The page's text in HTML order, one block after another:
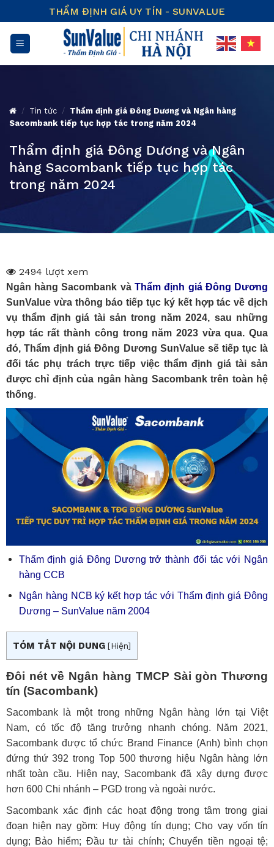
to
content
THẨM ĐỊNH GIÁ UY TÍN - SUNVALUE
/ Tin tức /
Thẩm định giá Đông Dương và Ngân hàng
Sacombank tiếp tục hợp tác trong năm 2024
Thẩm định giá Đông Dương và Ngân
hàng Sacombank tiếp tục hợp tác
trong năm 2024
2494 lượt xem
Ngân hàng Sacombank và Thẩm định giá Đông Dương
SunValue vừa thông báo tiếp tục ký kết hợp tác về dịch
vụ thẩm định giá tài sản trong năm 2024, sau những
hợp tác rất thành công trong năm 2023 vừa qua. Qua
đó, Thẩm định giá Đông Dương SunValue sẽ tiếp tục là
đối tác phụ trách trực tiếp việc thẩm định giá tài sản
được chỉ định của ngân hàng Sacombank trên toàn hệ
thống.
Thẩm định giá Đông Dương trở thành đối tác với Ngân
hàng CCB
Ngân hàng NCB ký kết hợp tác với Thẩm định giá Đông
Dương – SunValue năm 2004
TÓM TẮT NỘI DUNG [Hiện]
Đôi nét về Ngân hàng TMCP Sài gòn Thương
tín (Sacombank)
Sacombank là một trong những Ngân hàng lớn tại Việt
Nam, có tốc độ tăng trưởng nhanh chóng. Năm 2021,
Sacombank được tổ chức Brand Finance (Anh) bình chọn
đứng thứ 392 trong Top 500 thương hiệu Ngân hàng lớn
nhất toàn cầu. Hiện nay, Sacombank đã xây dựng được
hơn 600 Chi nhánh – PGD trong và ngoài nước.
Sacombank xác định các hoạt động trong tâm trong giai
đoạn hiện nay gồm: Huy động tín dụng; Cho vay vốn tín
dụng; Bảo hiểm; Đầu tư tài chính; Chuyển tiền ngoại tệ;